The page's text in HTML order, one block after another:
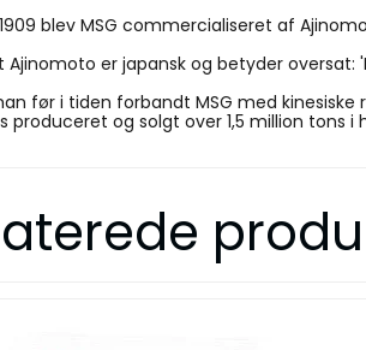
blev MSG commercialiseret af
Ajinomoto er japansk og betyder
før i tiden forbandt MSG med
produceret og solgt over 1,5 million